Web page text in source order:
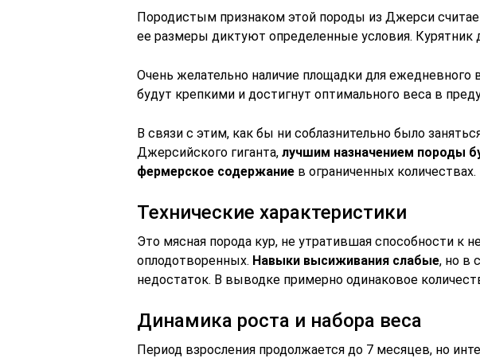
Породистым признаком этой породы из Джерси
ее размеры диктуют определенные условия.
Очень желательно наличие площадки для ежедневного
будут крепкими и достигнут оптимального веса в
В связи с этим, как бы ни соблазнительно было
Джерсийского гиганта, лучшим назначением породы
фермерское содержание в ограниченных количествах.
Технические характеристики
Это мясная порода кур, не утратившая способности к
оплодотворенных. Навыки высиживания слабые, но в
недостаток. В выводке примерно одинаковое
Динамика роста и набора веса
Период взросления продолжается до 7 месяцев, но